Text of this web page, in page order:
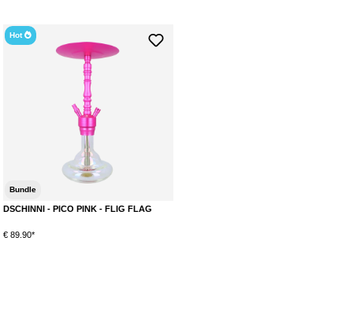
Hot
Bundle
DSCHINNI - PICO PINK - FLIG FLAG
€ 89.90*